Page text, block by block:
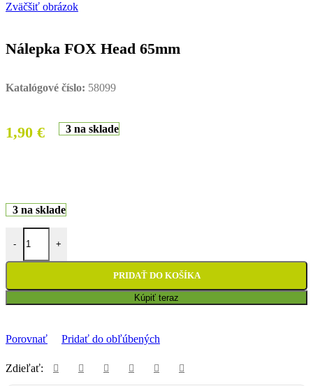
Zväčšiť obrázok
Nálepka FOX Head 65mm
Katalógové číslo: 58099
1,90 € 3 na sklade
3 na sklade
-
množstvo Nálepka FOX Head 65mm
+
PRIDAŤ DO KOŠÍKA
Kúpiť teraz
Porovnať Pridať do obľúbených
Zdieľať: